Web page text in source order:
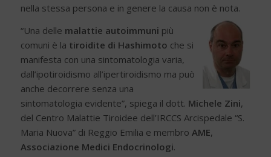
nella stessa persona e in genere la causa non è nota.
“Una delle malattie autoimmuni più
comuni è la tiroidite di Hashimoto che si
manifesta con una sintomatologia varia,
dall’ipotiroidismo all’ipertiroidismo ma può
anche decorrere senza una
sintomatologia evidente”, spiega il dott. Michele Zini,
del Centro Malattie Tiroidee dell’IRCCS Arcispedale “S.
Maria Nuova” di Reggio Emilia e membro AME,
Associazione Medici Endocrinologi.